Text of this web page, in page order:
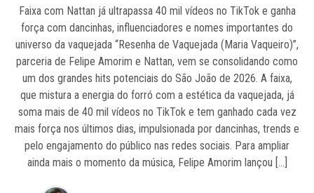
Faixa com Nattan já ultrapassa 40 mil vídeos no TikTok e ganha
força com dancinhas, influenciadores e nomes importantes do
universo da vaquejada “Resenha de Vaquejada (Maria Vaqueiro)”,
parceria de Felipe Amorim e Nattan, vem se consolidando como
um dos grandes hits potenciais do São João de 2026. A faixa,
que mistura a energia do forró com a estética da vaquejada, já
soma mais de 40 mil vídeos no TikTok e tem ganhado cada vez
mais força nos últimos dias, impulsionada por dancinhas, trends e
pelo engajamento do público nas redes sociais. Para ampliar
ainda mais o momento da música, Felipe Amorim lançou […]